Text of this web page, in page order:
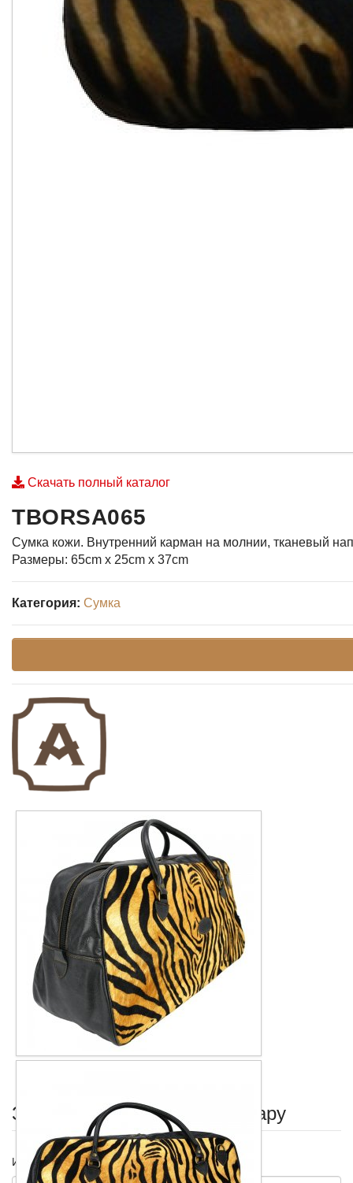
Скачать полный каталог
TBORSA065
Сумка кожи. Внутренний карман на молнии, тканевый
Размеры: 65cm x 25cm x 37cm
Категория: Сумка
Задать вопрос по этому товару
Имя*